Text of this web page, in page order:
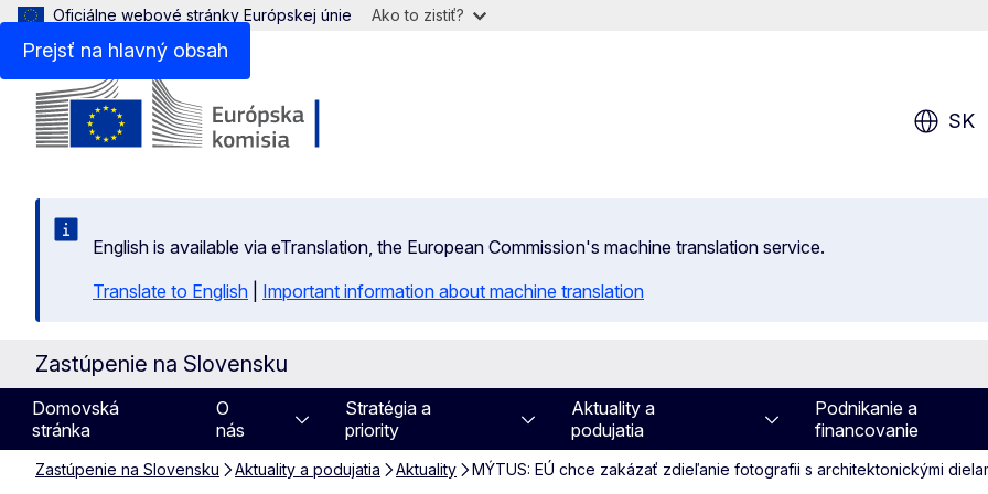
Prejsť na hlavný obsah
Oficiálne webové stránky Európskej únie Ako to zistiť?
SK
English is available via eTranslation, the European Commission's machine translation service.
Translate to English
Important information about machine translation
Zastúpenie na Slovensku
Domovská
stránka
O
nás
Stratégia a
priority
Aktuality a
podujatia
Podnikanie a
financovanie
Zastúpenie na Slovensku Aktuality a podujatia Aktuality MÝTUS: EÚ chce zakázať zdieľanie fotografii s architektonickými